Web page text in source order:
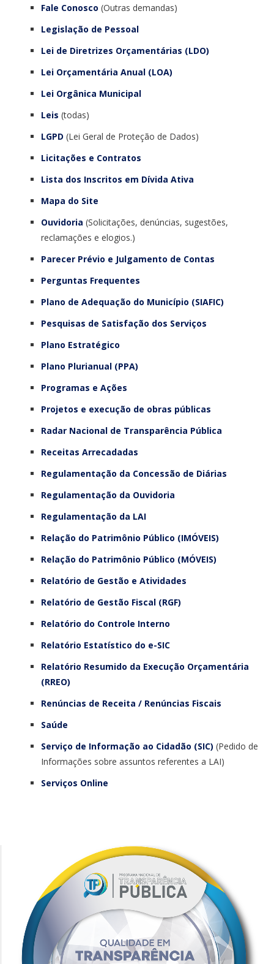
Fale Conosco (Outras demandas)
Legislação de Pessoal
Lei de Diretrizes Orçamentárias (LDO)
Lei Orçamentária Anual (LOA)
Lei Orgânica Municipal
Leis (todas)
LGPD (Lei Geral de Proteção de Dados)
Licitações e Contratos
Lista dos Inscritos em Dívida Ativa
Mapa do Site
Ouvidoria (Solicitações, denúncias, sugestões,
reclamações e elogios.)
Parecer Prévio e Julgamento de Contas
Perguntas Frequentes
Plano de Adequação do Município (SIAFIC)
Pesquisas de Satisfação dos Serviços
Plano Estratégico
Plano Plurianual (PPA)
Programas e Ações
Projetos e execução de obras públicas
Radar Nacional de Transparência Pública
Receitas Arrecadadas
Regulamentação da Concessão de Diárias
Regulamentação da Ouvidoria
Regulamentação da LAI
Relação do Patrimônio Público (IMÓVEIS)
Relação do Patrimônio Público (MÓVEIS)
Relatório de Gestão e Atividades
Relatório de Gestão Fiscal (RGF)
Relatório do Controle Interno
Relatório Estatístico do e-SIC
Relatório Resumido da Execução Orçamentária
(RREO)
Renúncias de Receita / Renúncias Fiscais
Saúde
Serviço de Informação ao Cidadão (SIC) (Pedido de
Informações sobre assuntos referentes a LAI)
Serviços Online